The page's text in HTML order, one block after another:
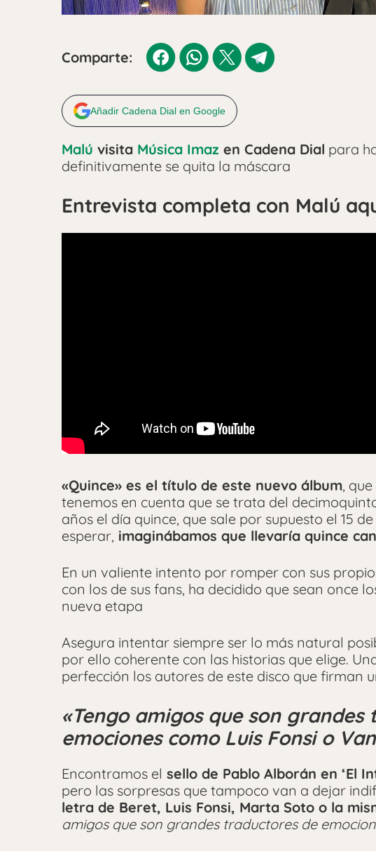
Comparte:
Añadir Cadena Dial en Google
Malú visita Música Imaz en Cadena Dial para
definitivamente se quita la máscara
Entrevista completa con Malú
«Quince» es el título de este nuevo álbum,
tenemos en cuenta que se trata del
años el día quince, que sale por supuesto el 15 de
esperar, imaginábamos que llevaría quince
En un valiente intento por romper con sus
con los de sus fans, ha decidido que sean once
nueva etapa
Asegura intentar siempre ser lo más natural
por ello coherente con las historias que elige.
perfección los autores de este disco que firman
«Tengo amigos que son grandes
emociones como Luis Fonsi o
Encontramos el sello de Pablo Alborán en ‘El
pero las sorpresas que tampoco van a dejar
letra de Beret, Luis Fonsi, Marta Soto o la
amigos que son grandes traductores de